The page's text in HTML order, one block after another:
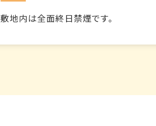
敷地内は全面終日禁煙です。